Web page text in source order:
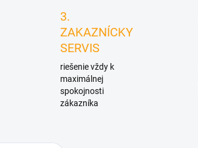
3.
ZAKAZNÍCKY
SERVIS
riešenie vždy k
maximálnej
spokojnosti
zákazníka